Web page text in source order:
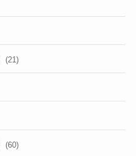
(21)
(60)